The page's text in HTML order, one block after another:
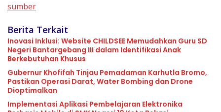
sumber
Berita Terkait
Inovasi Inklusi: Website CHILDSEE Memudahkan Guru SD
Negeri Bantargebang III dalam Identifikasi Anak
Berkebutuhan Khusus
Gubernur Khofifah Tinjau Pemadaman Karhutla Bromo,
Pastikan Operasi Darat, Water Bombing dan Drone
Dioptimalkan
Implementasi Aplikasi Pembelajaran Elektronika